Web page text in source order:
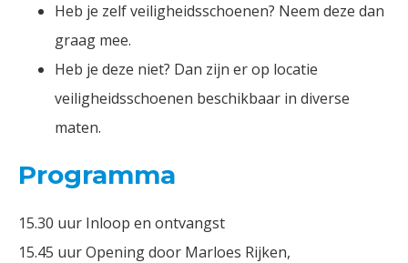
Heb je zelf veiligheidsschoenen? Neem deze dan
graag mee.
Heb je deze niet? Dan zijn er op locatie
veiligheidsschoenen beschikbaar in diverse
maten.
Programma
15.30 uur Inloop en ontvangst
15.45 uur Opening door Marloes Rijken,